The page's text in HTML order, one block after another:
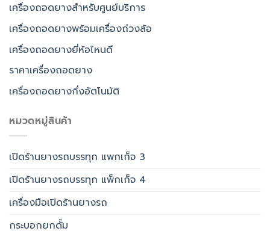
เครื่องถอดยางสำหรับศูนย์บริการ
เครื่องถอดยางพร้อมเครื่องถ่วงล้อ
เครื่องถอดยางยี่ห้อไหนดี
ราคาเครื่องถอดยาง
เครื่องถอดยางกึ่งอัตโนมัติ
หมวดหมู่สินค้า
เปิดร้านยางรถบรรทุก แพกเก็จ 3
เปิดร้านยางรถบรรทุก แพ็กเก็จ 4
เครื่องมือเปิดร้านยางรถ
กระบอกยกดั้ม